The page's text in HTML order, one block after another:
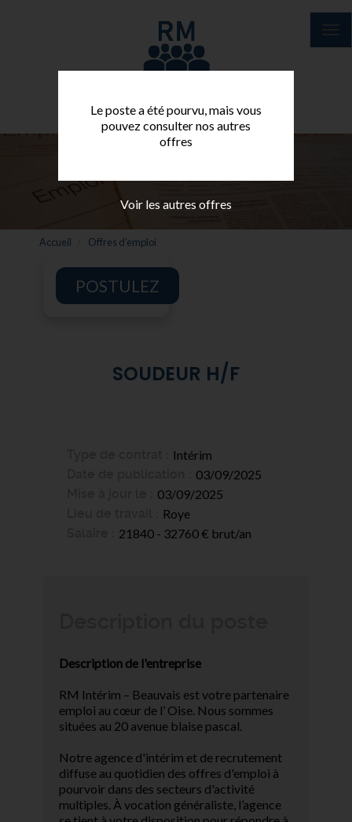
Accueil Offres d'emploi
Le poste a été pourvu, mais vous
pouvez consulter nos autres
offres
Voir les autres offres
POSTULEZ
SOUDEUR H/F
Intérim
03/09/2025
03/09/2025
Roye
21840 - 32760 € brut/an
Description de l'entreprise
RM Intérim – Beauvais est votre partenaire
emploi au cœur de l’ Oise. Nous sommes
situées au 20 avenue blaise pascal.
Notre agence d'intérim et de recrutement
diffuse au quotidien des offres d'emploi à
pourvoir dans des secteurs d'activité
multiples. À vocation généraliste, l’agence